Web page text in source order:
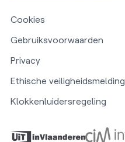
Cookies
Gebruiksvoorwaarden
Privacy
Ethische veiligheidsmelding
Klokkenluidersregeling